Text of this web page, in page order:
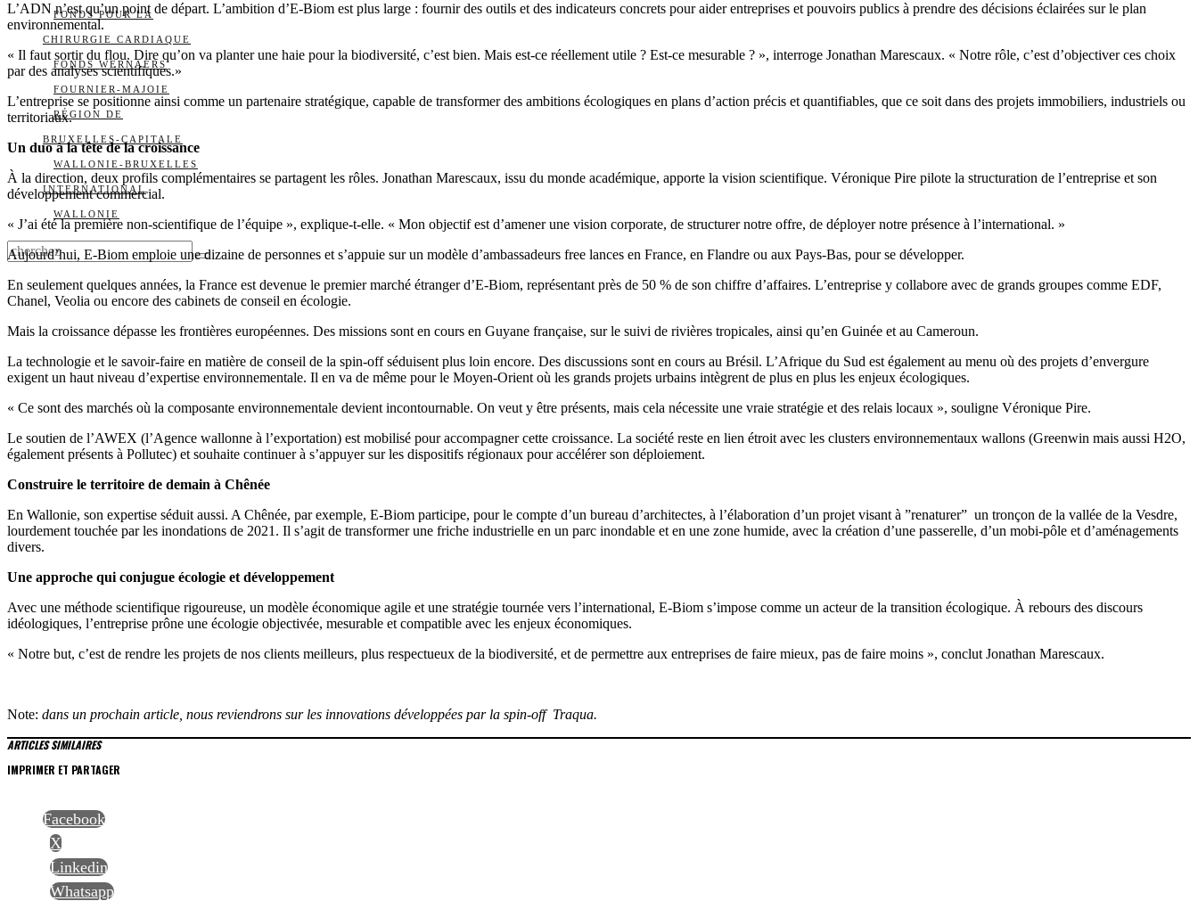
FONDS POUR LA
CHIRURGIE CARDIAQUE
FONDS WERNAERS
FOURNIER-MAJOIE
RÉGION DE
BRUXELLES-CAPITALE
WALLONIE-BRUXELLES
INTERNATIONAL
WALLONIE
L’ADN n’est qu’un point de départ. L’ambition d’E-Biom est plus large : fournir des outils et des indicateurs concrets pour aider entreprises et pouvoirs publics à prendre des décisions éclairées sur le plan
environnemental.
« Il faut sortir du flou. Dire qu’on va planter une haie pour la biodiversité, c’est bien. Mais est-ce réellement utile ? Est-ce mesurable ? », interroge Jonathan Marescaux. « Notre rôle, c’est d’objectiver ces choix
par des analyses scientifiques.»
L’entreprise se positionne ainsi comme un partenaire stratégique, capable de transformer des ambitions écologiques en plans d’action précis et quantifiables, que ce soit dans des projets immobiliers, industriels ou
territoriaux.
Un duo à la tête de la croissance
À la direction, deux profils complémentaires se partagent les rôles. Jonathan Marescaux, issu du monde académique, apporte la vision scientifique. Véronique Pire pilote la structuration de l’entreprise et son
développement commercial.
« J’ai été la première non-scientifique de l’équipe », explique-t-elle. « Mon objectif est d’amener une vision corporate, de structurer notre offre, de déployer notre présence à l’international. »
Aujourd’hui, E-Biom emploie une dizaine de personnes et s’appuie sur un modèle d’ambassadeurs free lances en France, en Flandre ou aux Pays-Bas, pour se développer.
En seulement quelques années, la France est devenue le premier marché étranger d’E-Biom, représentant près de 50 % de son chiffre d’affaires. L’entreprise y collabore avec de grands groupes comme EDF,
Chanel, Veolia ou encore des cabinets de conseil en écologie.
Mais la croissance dépasse les frontières européennes. Des missions sont en cours en Guyane française, sur le suivi de rivières tropicales, ainsi qu’en Guinée et au Cameroun.
La technologie et le savoir-faire en matière de conseil de la spin-off séduisent plus loin encore. Des discussions sont en cours au Brésil. L’Afrique du Sud est également au menu où des projets d’envergure
exigent un haut niveau d’expertise environnementale. Il en va de même pour le Moyen-Orient où les grands projets urbains intègrent de plus en plus les enjeux écologiques.
« Ce sont des marchés où la composante environnementale devient incontournable. On veut y être présents, mais cela nécessite une vraie stratégie et des relais locaux », souligne Véronique Pire.
Le soutien de l’AWEX (l’Agence wallonne à l’exportation) est mobilisé pour accompagner cette croissance. La société reste en lien étroit avec les clusters environnementaux wallons (Greenwin mais aussi H2O,
également présents à Pollutec) et souhaite continuer à s’appuyer sur les dispositifs régionaux pour accélérer son déploiement.
Construire le territoire de demain à Chênée
En Wallonie, son expertise séduit aussi. A Chênée, par exemple, E-Biom participe, pour le compte d’un bureau d’architectes, à l’élaboration d’un projet visant à ”renaturer” un tronçon de la vallée de la Vesdre,
lourdement touchée par les inondations de 2021. Il s’agit de transformer une friche industrielle en un parc inondable et en une zone humide, avec la création d’une passerelle, d’un mobi-pôle et d’aménagements
divers.
Une approche qui conjugue écologie et développement
Avec une méthode scientifique rigoureuse, un modèle économique agile et une stratégie tournée vers l’international, E-Biom s’impose comme un acteur de la transition écologique. À rebours des discours
idéologiques, l’entreprise prône une écologie objectivée, mesurable et compatible avec les enjeux économiques.
« Notre but, c’est de rendre les projets de nos clients meilleurs, plus respectueux de la biodiversité, et de permettre aux entreprises de faire mieux, pas de faire moins », conclut Jonathan Marescaux.
Note: dans un prochain article, nous reviendrons sur les innovations développées par la spin-off Traqua.
ARTICLES SIMILAIRES
IMPRIMER ET PARTAGER
Facebook
X
Linkedin
Whatsapp